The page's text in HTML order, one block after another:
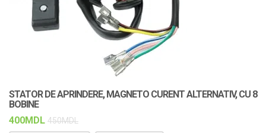
STATOR DE APRINDERE, MAGNETO CURENT ALTERNATIV, CU 8
BOBINE
400MDL 450MDL